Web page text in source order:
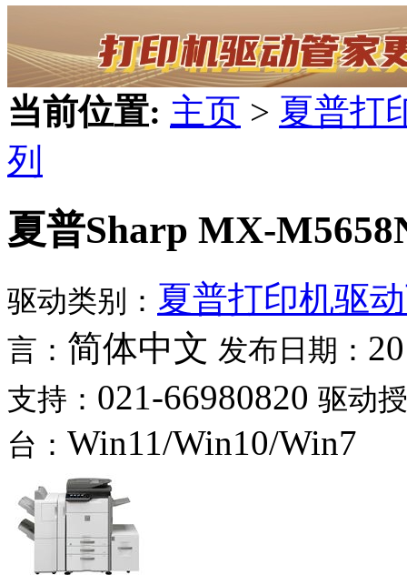
当前位置: 主页 > 夏普打
列
夏普Sharp MX-
驱动类别： 夏普打印机驱
言： 简体中文 发布日期：
支持： 021-66980820 驱动
台： Win11/Win10/Win7